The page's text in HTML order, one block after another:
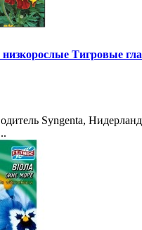
Тигровые
Syngenta,